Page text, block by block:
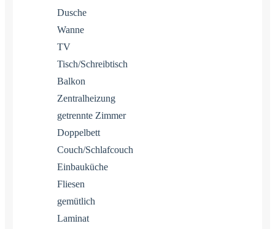
Dusche
Wanne
TV
Tisch/Schreibtisch
Balkon
Zentralheizung
getrennte Zimmer
Doppelbett
Couch/Schlafcouch
Einbauküche
Fliesen
gemütlich
Laminat